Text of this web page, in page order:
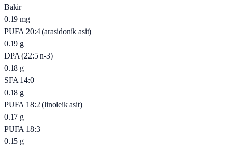
Bakir
0.19 mg
PUFA 20:4 (arasidonik asit)
0.19 g
DPA (22:5 n-3)
0.18 g
SFA 14:0
0.18 g
PUFA 18:2 (linoleik asit)
0.17 g
PUFA 18:3
0.15 g